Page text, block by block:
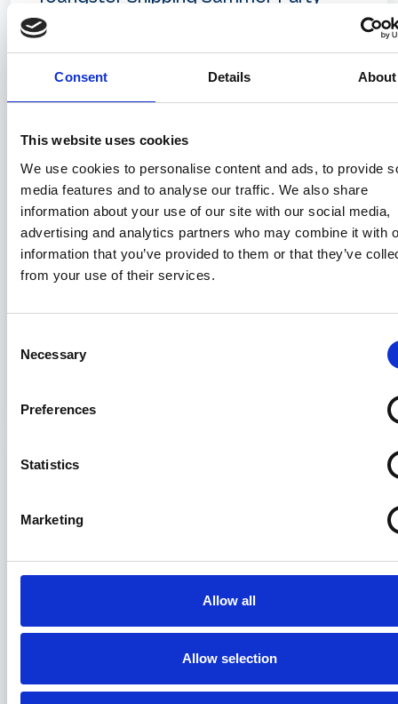
Consent Details About
This website uses cookies
We use cookies to personalise content and ads, to provide
media features and to analyse our traffic. We also share
information about your use of our site with our social media,
advertising and analytics partners who may combine it with
information that you’ve provided to them or that they’ve
from your use of their services.
Selection
Necessary
Preferences
Statistics
Marketing
Allow all
Allow selection
2026: gli highlight della serata
22/06/2026
Consolato Generale britannico
rischio viaggia con le merci. Noi anche.